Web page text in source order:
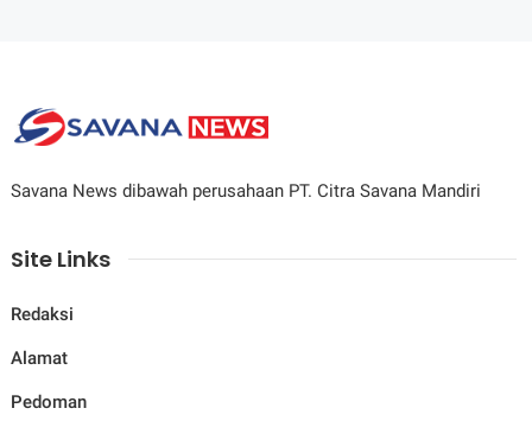
Savana News dibawah perusahaan PT. Citra Savana Mandiri
Site Links
Redaksi
Alamat
Pedoman